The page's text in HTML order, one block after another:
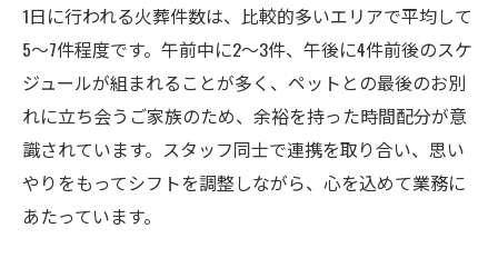
1日に行われる火葬件数は、比較的多いエリアで平均して
5〜7件程度です。午前中に2〜3件、午後に4件前後のスケ
ジュールが組まれることが多く、ペットとの最後のお別
れに立ち会うご家族のため、余裕を持った時間配分が意
識されています。スタッフ同士で連携を取り合い、思い
やりをもってシフトを調整しながら、心を込めて業務に
あたっています。